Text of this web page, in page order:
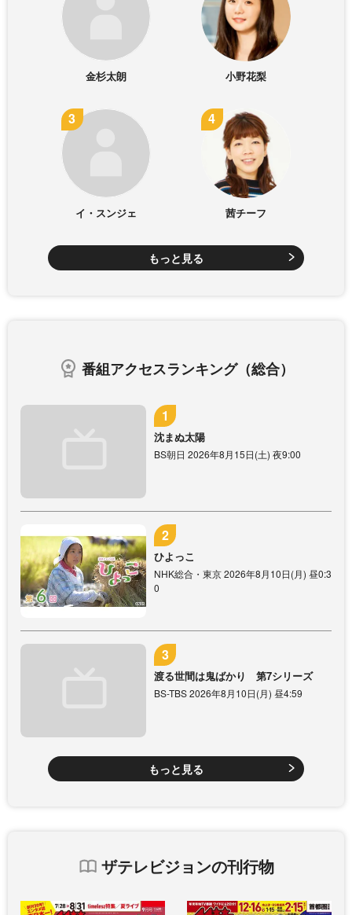
金杉太朗 小野花梨
イ・スンジェ 茜チーフ
もっと見る
番組アクセスランキング（総合）
沈まぬ太陽
BS朝日 2026年8月15日(土) 夜9:00
ひよっこ
NHK総合・東京 2026年8月10日(月) 昼0:3
0
渡る世間は鬼ばかり 第7シリーズ
BS-TBS 2026年8月10日(月) 昼4:59
もっと見る
ザテレビジョンの刊行物